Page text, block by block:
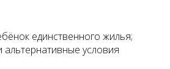
единственного жилья;
условия